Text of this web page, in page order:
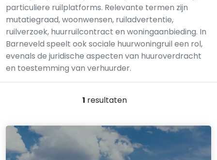
particuliere ruilplatforms. Relevante termen zijn
mutatiegraad, woonwensen, ruiladvertentie,
ruilverzoek, huurruilcontract en woningaanbieding. In
Barneveld speelt ook sociale huurwoningruil een rol,
evenals de juridische aspecten van huuroverdracht
en toestemming van verhuurder.
1 resultaten